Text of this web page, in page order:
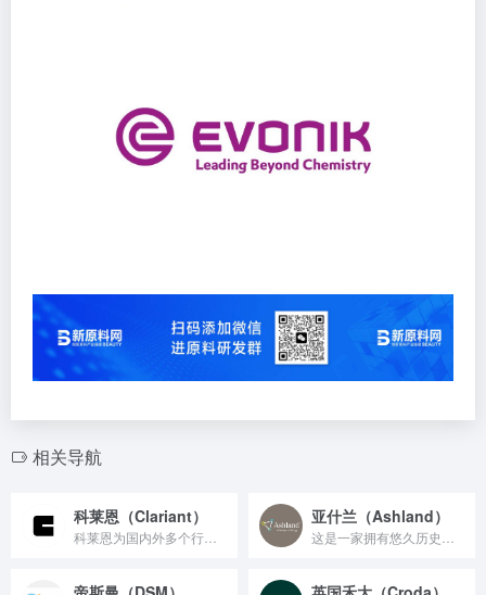
相关导航
科莱恩（Clariant） 亚什兰（Ashland）